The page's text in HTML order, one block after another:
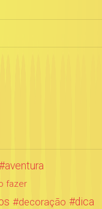
aventura
fazer
decoração dica